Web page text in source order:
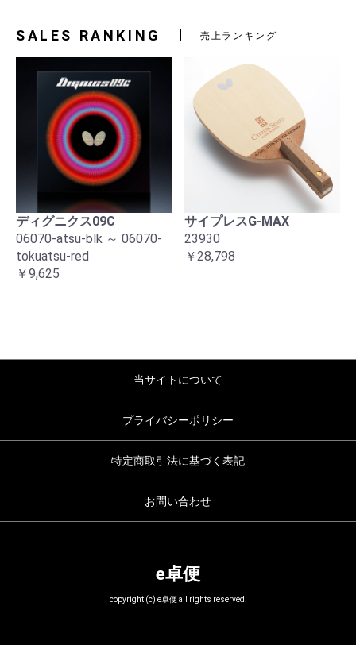
SALES RANKING 売上ランキング
ディグニクス09C
06070-atsu-blk ～ 06070-
tokuatsu-red
￥9,625
サイプレスG-MAX
23930
￥28,798
当サイトについて
プライバシーポリシー
特定商取引法に基づく表記
お問い合わせ
e卓便
copyright (c) e卓便 all rights reserved.